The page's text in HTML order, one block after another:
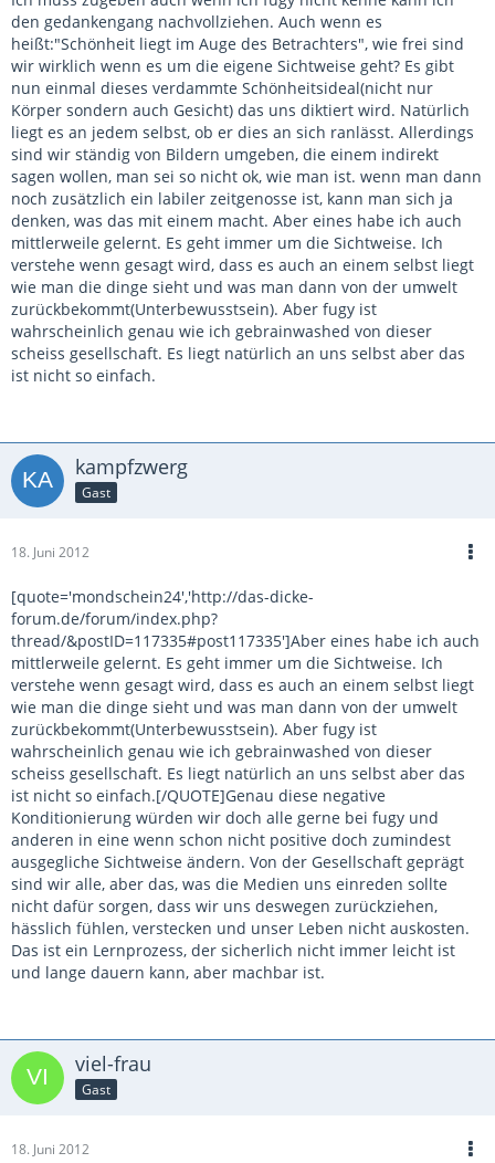
den gedankengang nachvollziehen. Auch wenn es
heißt:"Schönheit liegt im Auge des Betrachters", wie frei sind
wir wirklich wenn es um die eigene Sichtweise geht? Es gibt
nun einmal dieses verdammte Schönheitsideal(nicht nur
Körper sondern auch Gesicht) das uns diktiert wird. Natürlich
liegt es an jedem selbst, ob er dies an sich ranlässt. Allerdings
sind wir ständig von Bildern umgeben, die einem indirekt
sagen wollen, man sei so nicht ok, wie man ist. wenn man dann
noch zusätzlich ein labiler zeitgenosse ist, kann man sich ja
denken, was das mit einem macht. Aber eines habe ich auch
mittlerweile gelernt. Es geht immer um die Sichtweise. Ich
verstehe wenn gesagt wird, dass es auch an einem selbst liegt
wie man die dinge sieht und was man dann von der umwelt
zurückbekommt(Unterbewusstsein). Aber fugy ist
wahrscheinlich genau wie ich gebrainwashed von dieser
scheiss gesellschaft. Es liegt natürlich an uns selbst aber das
ist nicht so einfach.
kampfzwerg
Gast
18. Juni 2012
[quote='mondschein24','http://das-dicke-
forum.de/forum/index.php?
thread/&postID=117335#post117335']Aber eines habe ich auch
mittlerweile gelernt. Es geht immer um die Sichtweise. Ich
verstehe wenn gesagt wird, dass es auch an einem selbst liegt
wie man die dinge sieht und was man dann von der umwelt
zurückbekommt(Unterbewusstsein). Aber fugy ist
wahrscheinlich genau wie ich gebrainwashed von dieser
scheiss gesellschaft. Es liegt natürlich an uns selbst aber das
ist nicht so einfach.[/QUOTE]Genau diese negative
Konditionierung würden wir doch alle gerne bei fugy und
anderen in eine wenn schon nicht positive doch zumindest
ausgegliche Sichtweise ändern. Von der Gesellschaft geprägt
sind wir alle, aber das, was die Medien uns einreden sollte
nicht dafür sorgen, dass wir uns deswegen zurückziehen,
hässlich fühlen, verstecken und unser Leben nicht auskosten.
Das ist ein Lernprozess, der sicherlich nicht immer leicht ist
und lange dauern kann, aber machbar ist.
viel-frau
Gast
18. Juni 2012